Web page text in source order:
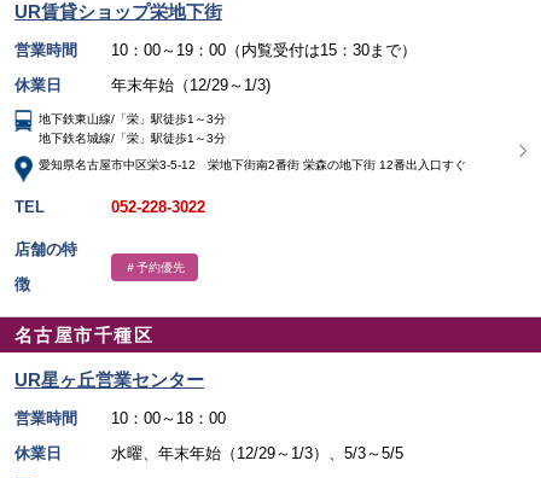
UR賃貸ショップ栄地下街
営業時間
10：00～19：00（内覧受付は15：30まで）
休業日
年末年始（12/29～1/3)
地下鉄東山線/「栄」駅徒歩1～3分
地下鉄名城線/「栄」駅徒歩1～3分
愛知県名古屋市中区栄3-5-12 栄地下街南2番街 栄森の地下街 12番出入口すぐ
TEL 052-228-3022
店舗の特
徴
＃予約優先
名古屋市千種区
UR星ヶ丘営業センター
営業時間
10：00～18：00
休業日
水曜、年末年始（12/29～1/3）、5/3～5/5